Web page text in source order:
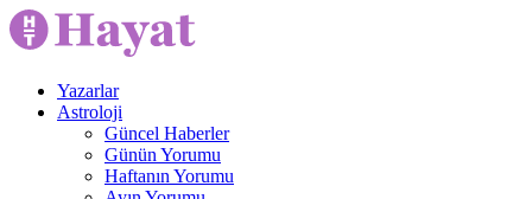
Yazarlar
Astroloji
Güncel Haberler
Günün Yorumu
Haftanın Yorumu